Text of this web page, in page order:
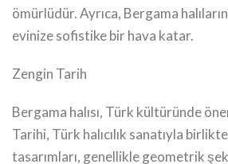
ömürlüdür. Ayrıca, Bergama
evinize sofistike bir hava katar.
Zengin Tarih
Bergama halısı, Türk kültüründe
Tarihi, Türk halıcılık sanatıyla
tasarımları, genellikle geometrik